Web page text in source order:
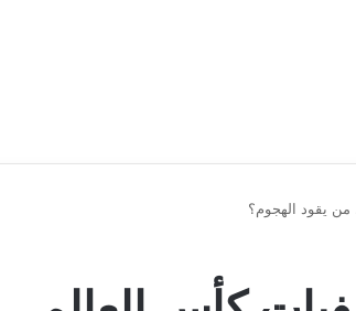
يقود الهجوم؟